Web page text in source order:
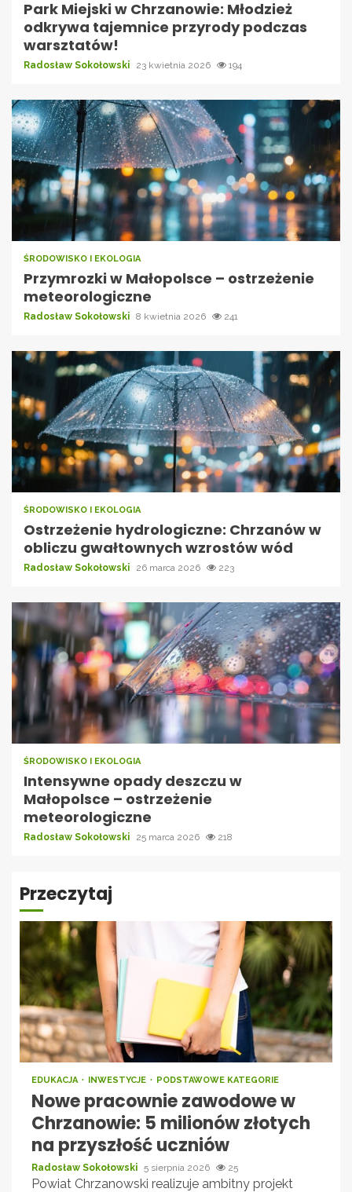
Park Miejski w Chrzanowie: Młodzież
odkrywa tajemnice przyrody podczas
warsztatów!
Radosław Sokołowski 23 kwietnia 2026 194
ŚRODOWISKO I EKOLOGIA
Przymrozki w Małopolsce – ostrzeżenie
meteorologiczne
Radosław Sokołowski 8 kwietnia 2026 241
ŚRODOWISKO I EKOLOGIA
Ostrzeżenie hydrologiczne: Chrzanów w
obliczu gwałtownych wzrostów wód
Radosław Sokołowski 26 marca 2026 223
ŚRODOWISKO I EKOLOGIA
Intensywne opady deszczu w
Małopolsce – ostrzeżenie
meteorologiczne
Radosław Sokołowski 25 marca 2026 218
Przeczytaj
EDUKACJA INWESTYCJE PODSTAWOWE KATEGORIE
Nowe pracownie zawodowe w
Chrzanowie: 5 milionów złotych
na przyszłość uczniów
Radosław Sokołowski 5 sierpnia 2026 25
Powiat Chrzanowski realizuje ambitny projekt